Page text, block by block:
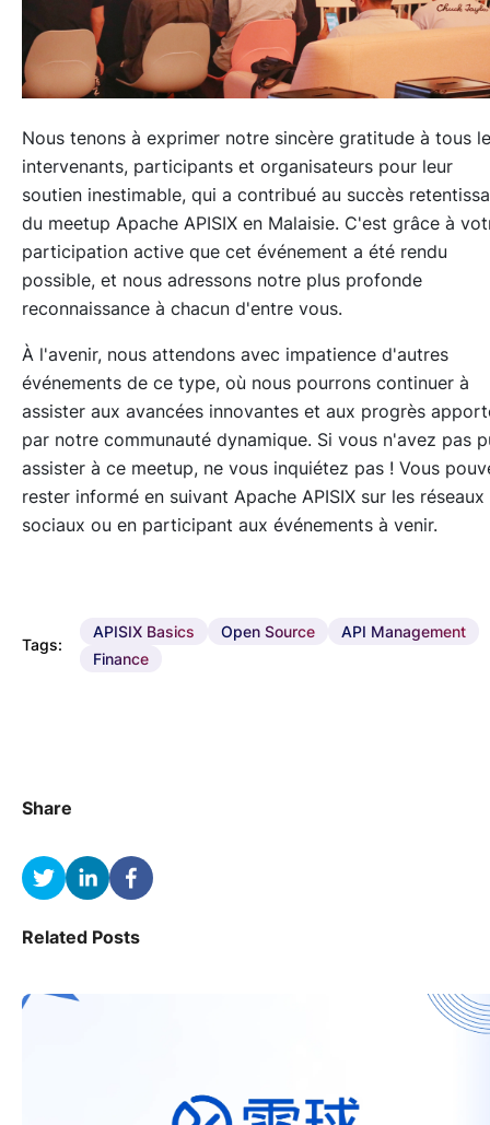
Nous tenons à exprimer notre sincère gratitude à tous
intervenants, participants et organisateurs pour leur
soutien inestimable, qui a contribué au succès
du meetup Apache APISIX en Malaisie. C'est grâce à
participation active que cet événement a été rendu
possible, et nous adressons notre plus profonde
reconnaissance à chacun d'entre vous.
À l'avenir, nous attendons avec impatience d'autres
événements de ce type, où nous pourrons continuer à
assister aux avancées innovantes et aux progrès
par notre communauté dynamique. Si vous n'avez pas
assister à ce meetup, ne vous inquiétez pas ! Vous
rester informé en suivant Apache APISIX sur les réseaux
sociaux ou en participant aux événements à venir.
Tags:
APISIX Basics Open Source
API Management
Finance
Share
Related Posts